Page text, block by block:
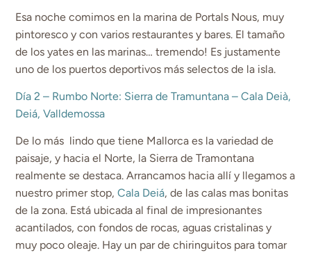
Esa noche comimos en la marina de Portals Nous, muy
pintoresco y con varios restaurantes y bares. El tamaño
de los yates en las marinas… tremendo! Es justamente
uno de los puertos deportivos más selectos de la isla.
Día 2 – Rumbo Norte: Sierra de Tramuntana – Cala Deià,
Deiá, Valldemossa
De lo más lindo que tiene Mallorca es la variedad de
paisaje, y hacia el Norte, la Sierra de Tramontana
realmente se destaca. Arrancamos hacia allí y llegamos a
nuestro primer stop,Cala Deiá, de las calas mas bonitas
de la zona. Está ubicada al final de impresionantes
acantilados, con fondos de rocas, aguas cristalinas y
muy poco oleaje. Hay un par de chiringuitos para tomar